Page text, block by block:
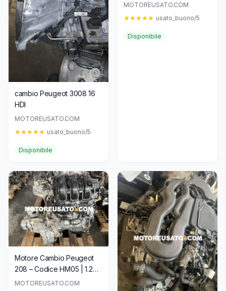
cambio Peugeot 3008 16
HDI
MOTOREUSATO.COM
usato_buono/5
Disponibile
MOTOREUSATO.COM
usato_buono/5
Disponibile
Motore Cambio Peugeot
208 – Codice HM05 | 1.2
PureTech 82 CV
MOTOREUSATO.COM